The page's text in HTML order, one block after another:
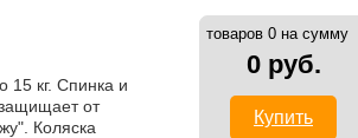
15 кг. Спинка и
от
Коляска
товаров 0 на сумму
0 руб.
Купить